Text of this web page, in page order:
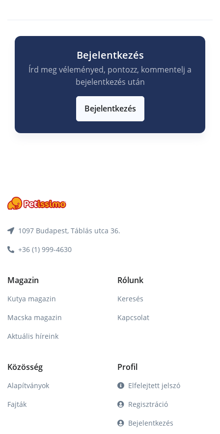
Bejelentkezés
Írd meg véleményed, pontozz, kommentelj a
bejelentkezés után
Bejelentkezés
1097 Budapest, Táblás utca 36.
+36 (1) 999-4630
Magazin
Kutya magazin
Macska magazin
Aktuális híreink
Rólunk
Keresés
Kapcsolat
Közösség
Alapítványok
Fajták
Profil
Elfelejtett jelszó
Regisztráció
Bejelentkezés